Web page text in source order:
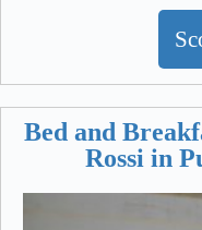
Bed and
Rossi in